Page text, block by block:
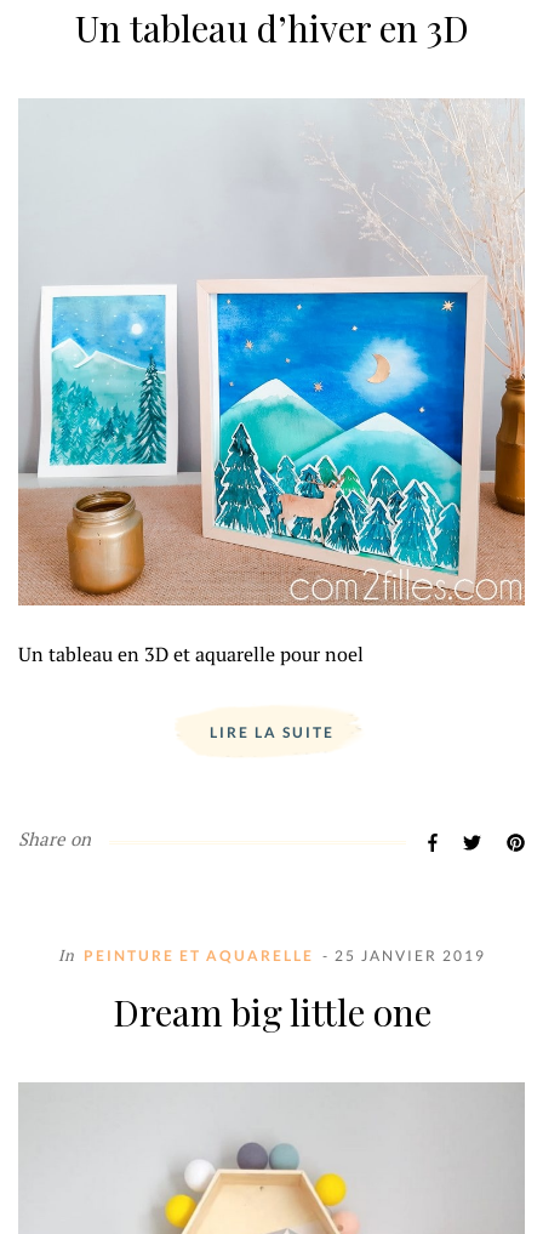
Un tableau d’hiver en 3D
Un tableau en 3D et aquarelle pour noel
LIRE LA SUITE
Share on
In PEINTURE ET AQUARELLE - 25 JANVIER 2019
Dream big little one